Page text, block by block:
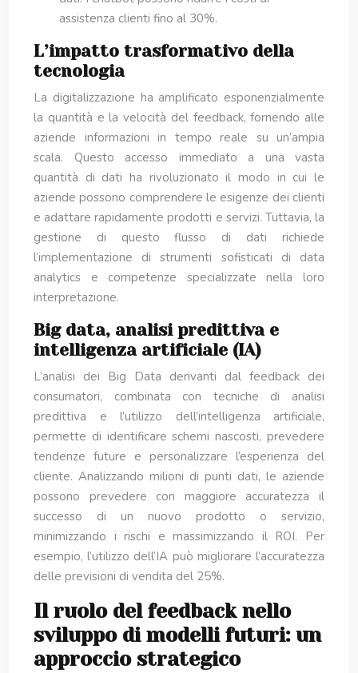
assistenza clienti fino al 30%.
L’impatto trasformativo della
tecnologia
La digitalizzazione ha amplificato esponenzialmente
la quantità e la velocità del feedback, fornendo alle
aziende informazioni in tempo reale su un’ampia
scala. Questo accesso immediato a una vasta
quantità di dati ha rivoluzionato il modo in cui le
aziende possono comprendere le esigenze dei clienti
e adattare rapidamente prodotti e servizi. Tuttavia, la
gestione di questo flusso di dati richiede
l’implementazione di strumenti sofisticati di data
analytics e competenze specializzate nella loro
interpretazione.
Big data, analisi predittiva e
intelligenza artificiale (IA)
L’analisi dei Big Data derivanti dal feedback dei
consumatori, combinata con tecniche di analisi
predittiva e l’utilizzo dell’intelligenza artificiale,
permette di identificare schemi nascosti, prevedere
tendenze future e personalizzare l’esperienza del
cliente. Analizzando milioni di punti dati, le aziende
possono prevedere con maggiore accuratezza il
successo di un nuovo prodotto o servizio,
minimizzando i rischi e massimizzando il ROI. Per
esempio, l’utilizzo dell’IA può migliorare l’accuratezza
delle previsioni di vendita del 25%.
Il ruolo del feedback nello
sviluppo di modelli futuri: un
approccio strategico